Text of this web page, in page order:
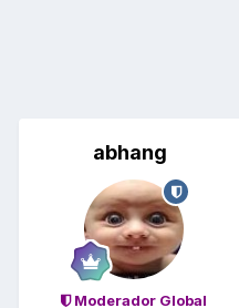
abhang
Moderador Global